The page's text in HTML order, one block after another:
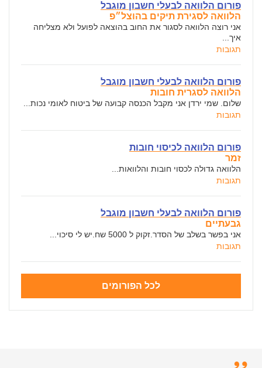
פורום הלוואה לבעלי חשבון מוגבל
הלוואה לסגירת תיקים בהוצל״פ
אני רוצה הלוואה לסגור את החוב בהוצאה לפועל ולא מצליחה
איך...
תגובות
פורום הלוואה לבעלי חשבון מוגבל
הלוואה לסגרית חובות
שלום. שמי ירדן אני מקבל הכנסה קבועה של ביטוח לאומי נכות...
תגובות
פורום הלוואה לכיסוי חובות
זמר
הלוואה גדולה לכסוי חובות והלוואות...
תגובות
פורום הלוואה לבעלי חשבון מוגבל
גבעתיים
אני בפשר בשלב של הסדר.זקוק ל 5000 שח.יש לי סיכוי...
תגובות
לכל הפורומים